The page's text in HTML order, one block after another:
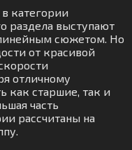
категории
раздела выступают
сюжетом. Но
от красивой
отличному
как старшие, так и
часть
рассчитаны на